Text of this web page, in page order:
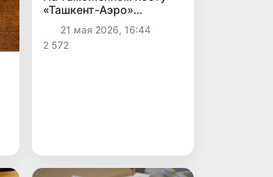
«Ташкент-Аэро»
пресечена попытка
незаконного вывоза
культурных ценностей
21 мая 2026, 16:44
2 572